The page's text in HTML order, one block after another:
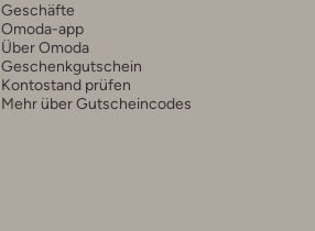
Geschäfte
Omoda-app
Über Omoda
Geschenkgutschein
Kontostand prüfen
Mehr über Gutscheincodes